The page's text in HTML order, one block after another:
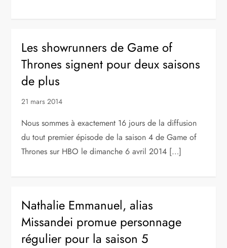
Les showrunners de Game of
Thrones signent pour deux saisons
de plus
21 mars 2014
Nous sommes à exactement 16 jours de la diffusion
du tout premier épisode de la saison 4 de Game of
Thrones sur HBO le dimanche 6 avril 2014 […]
Nathalie Emmanuel, alias
Missandei promue personnage
régulier pour la saison 5